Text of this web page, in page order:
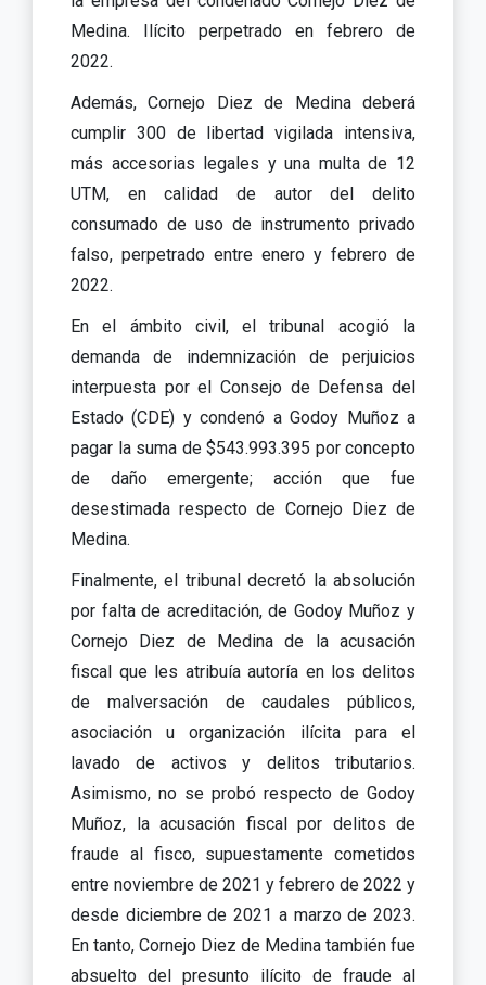
Medina. Ilícito perpetrado en febrero de
2022.
Además, Cornejo Diez de Medina deberá
cumplir 300 de libertad vigilada intensiva,
más accesorias legales y una multa de 12
UTM, en calidad de autor del delito
consumado de uso de instrumento privado
falso, perpetrado entre enero y febrero de
2022.
En el ámbito civil, el tribunal acogió la
demanda de indemnización de perjuicios
interpuesta por el Consejo de Defensa del
Estado (CDE) y condenó a Godoy Muñoz a
pagar la suma de $543.993.395 por concepto
de daño emergente; acción que fue
desestimada respecto de Cornejo Diez de
Medina.
Finalmente, el tribunal decretó la absolución
por falta de acreditación, de Godoy Muñoz y
Cornejo Diez de Medina de la acusación
fiscal que les atribuía autoría en los delitos
de malversación de caudales públicos,
asociación u organización ilícita para el
lavado de activos y delitos tributarios.
Asimismo, no se probó respecto de Godoy
Muñoz, la acusación fiscal por delitos de
fraude al fisco, supuestamente cometidos
entre noviembre de 2021 y febrero de 2022 y
desde diciembre de 2021 a marzo de 2023.
En tanto, Cornejo Diez de Medina también fue
absuelto del presunto ilícito de fraude al